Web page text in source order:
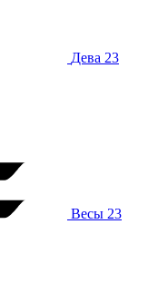
Дева 23
Весы 23